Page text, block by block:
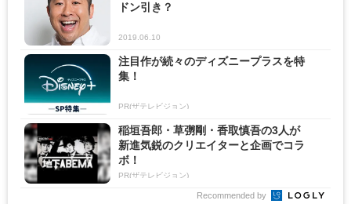
ドン引き？
2019.06.10
注目作が続々のディズニープラスを特
集！
PR(ザテレビジョン)
稲垣吾郎・草彅剛・香取慎吾の3人が
新進気鋭のクリエイターと企画でコラ
ボ！
PR(ザテレビジョン)
Recommended by